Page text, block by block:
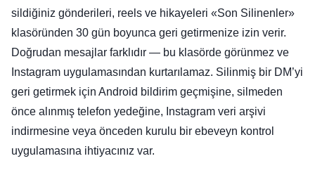
sildiğiniz gönderileri, reels ve hikayeleri «Son Silinenler»
klasöründen 30 gün boyunca geri getirmenize izin verir.
Doğrudan mesajlar farklıdır — bu klasörde görünmez ve
Instagram uygulamasından kurtarılamaz. Silinmiş bir DM’yi
geri getirmek için Android bildirim geçmişine, silmeden
önce alınmış telefon yedeğine, Instagram veri arşivi
indirmesine veya önceden kurulu bir ebeveyn kontrol
uygulamasına ihtiyacınız var.